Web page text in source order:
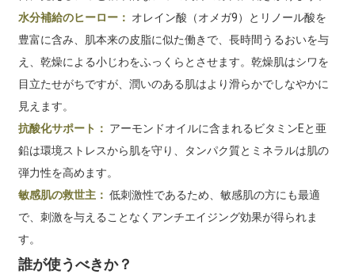
水分補給のヒーロー： オレイン酸（オメガ9）とリノール酸を
豊富に含み、肌本来の皮脂に似た働きで、長時間うるおいを与
え、乾燥による小じわをふっくらとさせます。乾燥肌はシワを
目立たせがちですが、潤いのある肌はより滑らかでしなやかに
見えます。
抗酸化サポート： アーモンドオイルに含まれるビタミンEと亜
鉛は環境ストレスから肌を守り、タンパク質とミネラルは肌の
弾力性を高めます。
敏感肌の救世主： 低刺激性であるため、敏感肌の方にも最適
で、刺激を与えることなくアンチエイジング効果が得られま
す。
誰が使うべきか？